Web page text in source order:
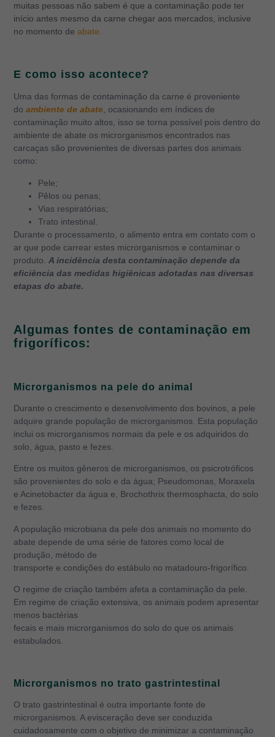
muitas pessoas não sabem é que a contaminação pode ter
início antes mesmo da carne chegar aos mercados, inclusive
no momento deabate.
E como isso acontece?
Uma das formas de contaminação da carne é proveniente
doambiente de abate, ocasionando em índices de
contaminação muito altos, isso se torna possível pois dentro do
ambiente de abate os microrganismos encontrados nas
carcaças são provenientes de diversas partes dos animais
como:
Pele;
Pêlos ou penas;
Vias respiratórias;
Trato intestinal.
Durante o processamento, o alimento entra em contato com o
ar que pode carrear estes microrganismos e contaminar o
produto.A incidência desta contaminação depende da
eficiência das medidas higiênicas adotadas nas diversas
etapas do abate.
Algumas fontes de contaminação em
frigoríficos:
Microrganismos na pele do animal
Durante o crescimento e desenvolvimento dos bovinos, a pele
adquire grande população de microrganismos. Esta população
inclui os microrganismos normais da pele e os adquiridos do
solo, água, pasto e fezes.
Entre os muitos gêneros de microrganismos, os psicrotróficos
são provenientes do solo e da água; Pseudomonas, Moraxela
e Acinetobacter da água e, Brochothrix thermosphacta, do solo
e fezes.
A população microbiana da pele dos animais no momento do
abate depende de uma série de fatores como local de
produção, método de
transporte e condições do estábulo no matadouro-frigorífico.
O regime de criação também afeta a contaminação da pele.
Em regime de criação extensiva, os animais podem apresentar
menos bactérias
fecais e mais microrganismos do solo do que os animais
estabulados.
Microrganismos no trato gastrintestinal
O trato gastrintestinal é outra importante fonte de
microrganismos. A evisceração deve ser conduzida
cuidadosamente com o objetivo de minimizar a contaminação